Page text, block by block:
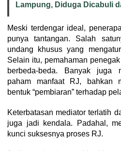
Lampung, Diduga Dicabuli
Meski terdengar ideal,
punya tantangan. Salah
undang khusus yang
Selain itu, pemahaman
berbeda-beda. Banyak juga
paham manfaat RJ, bahkan
bentuk “pembiaran” terhadap
Keterbatasan mediator terlatih
juga jadi kendala. Padahal,
kunci suksesnya proses RJ.